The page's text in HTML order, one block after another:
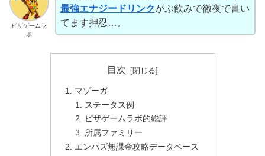
ピザゲームラ
ボ
最強エナジードリンクがぶ飲みで徹夜で書い
てます押忍…。
目次
マゾーガ
ステータス例
ピザゲームラボ的総評
所属ファミリー
エンパズ無課金攻略データベース